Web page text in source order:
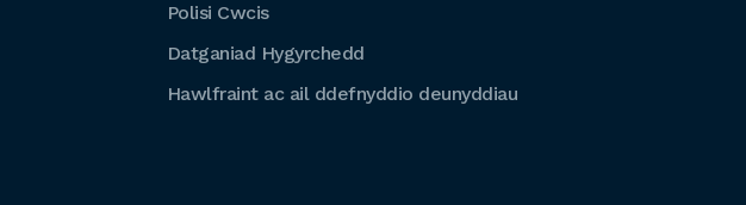
Polisi Cwcis
Datganiad Hygyrchedd
Hawlfraint ac ail ddefnyddio deunyddiau